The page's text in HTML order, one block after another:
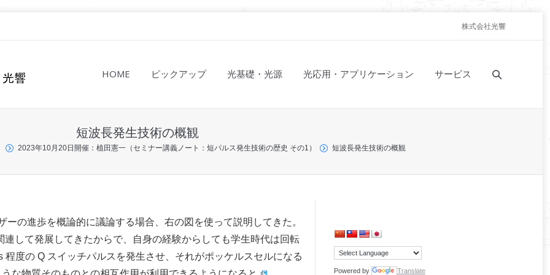
株式会社光響
HOME ピックアップ 光基礎・光源 光応用・アプリケーション サービス
短波長発生技術の概観
2023年10月20日開催：植田憲一（セミナー講義ノート：短パルス発生技術の歴史 その1） 短波長発生技術の概観
の進歩を概論的に議論する場合、右の図を使って説明してきた。
して発展してきたからで、自身の経験からしても学生時代は回転
度の Q スイッチパルスを発生させ、それがポッケルスセルになる
Powered by Translate